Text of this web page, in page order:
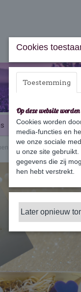
Cadeaus &
& feestdagen Kerst ›
Cookies
Toestemming
Op deze website
Cookies worden
media-functies en
we onze sociale
u onze site
gegevens die zij
hen hebt verstrekt.
Later opnieuw